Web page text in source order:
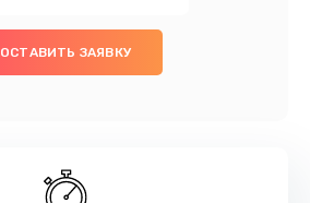
ОСТАВИТЬ ЗАЯВКУ